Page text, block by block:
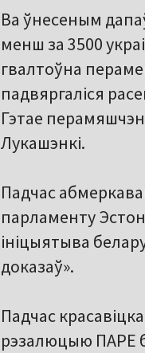
Ва ўнесеным
менш за 3500
гвалтоўна
падвяргаліся
Гэтае
Лукашэнкі.
Падчас
парламенту
ініцыятыва
доказаў».
Падчас
рэзалюцыю ПАРЕ